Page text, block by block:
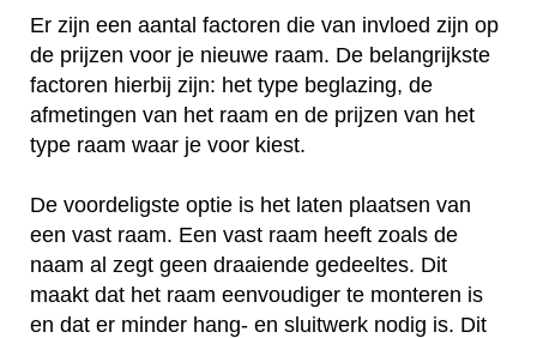
Er zijn een aantal factoren die van invloed zijn op
de prijzen voor je nieuwe raam. De belangrijkste
factoren hierbij zijn: het type beglazing, de
afmetingen van het raam en de prijzen van het
type raam waar je voor kiest.
De voordeligste optie is het laten plaatsen van
een vast raam. Een vast raam heeft zoals de
naam al zegt geen draaiende gedeeltes. Dit
maakt dat het raam eenvoudiger te monteren is
en dat er minder hang- en sluitwerk nodig is. Dit